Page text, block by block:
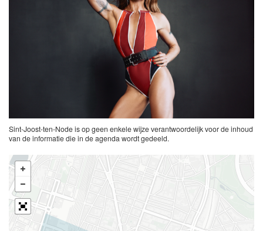
Sint-Joost-ten-Node is op geen enkele wijze verantwoordelijk voor de inhoud
van de informatie die in de agenda wordt gedeeld.